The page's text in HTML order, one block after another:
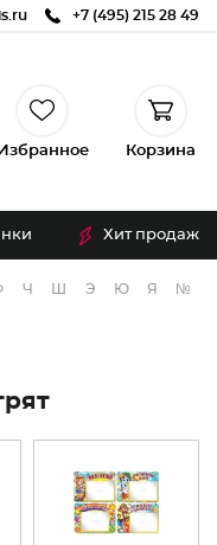
+7 (495) 215 28 49
Избранное Корзина
Хит продаж
Ч Э Ю Я №